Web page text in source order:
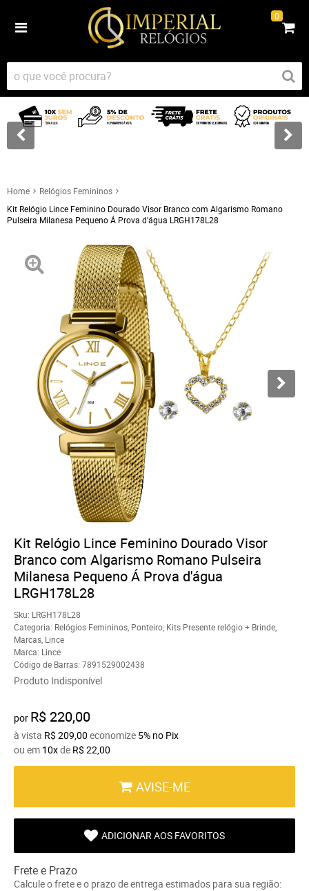
0
Home
Relógios Femininos
Kit Relógio Lince Feminino Dourado Visor Branco com Algarismo Romano
Pulseira Milanesa Pequeno Á Prova d'água LRGH178L28
Kit Relógio Lince Feminino Dourado Visor
Branco com Algarismo Romano Pulseira
Milanesa Pequeno Á Prova d'água
LRGH178L28
Sku: LRGH178L28
Categoria: Relógios Femininos Ponteiro Kits Presente relógio + Brinde
Marcas Lince
Marca: Lince
Código de Barras: 7891529002438
Produto Indisponível
por R$ 220,00
à vista R$ 209,00 economize 5% no Pix
ou em 10xde R$ 22,00
AVISE-ME
ADICIONAR AOS FAVORITOS
Frete e Prazo
Calcule o frete e o prazo de entrega estimados para sua região: